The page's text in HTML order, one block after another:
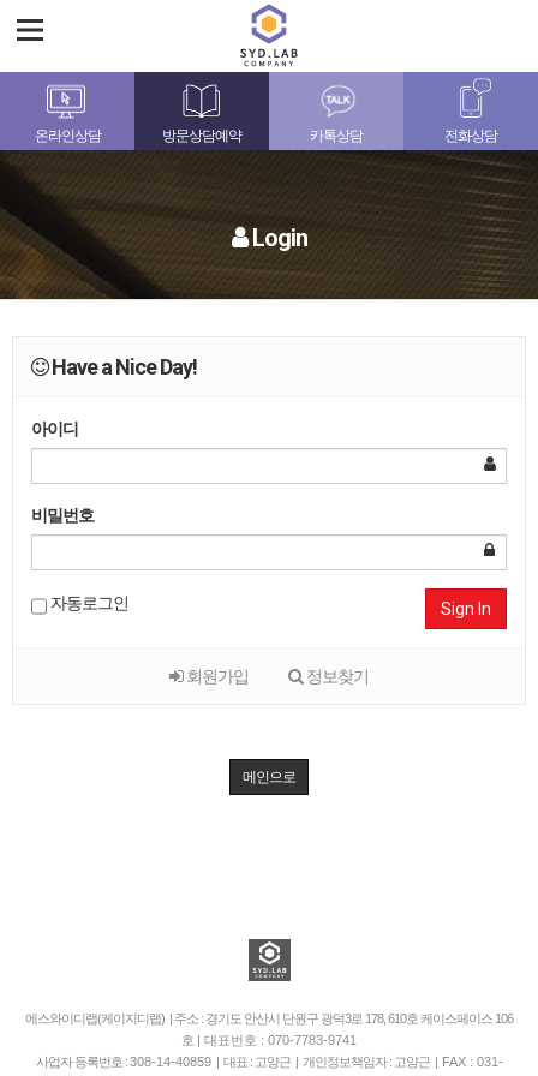
온라인상담 방문상담예약 카톡상담 전화상담
Login
Have a Nice Day!
아이디
비밀번호
자동로그인 Sign In
회원가입 정보찾기
메인으로
에스와이디랩(케이지디랩) | 주소 : 경기도 안산시 단원구 광덕3로 178, 610호 케이스페이스 106
호 | 대표번호 : 070-7783-9741
사업자 등록번호 :308-14-40859| 대표 : 고양근 | 개인정보책임자 : 고양근 | FAX : 031-